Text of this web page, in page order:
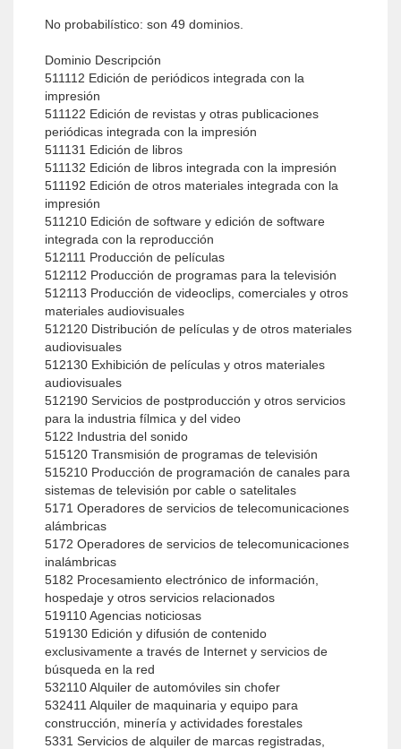
No probabilístico: son 49 dominios.
Dominio Descripción
511112 Edición de periódicos integrada con la
impresión
511122 Edición de revistas y otras publicaciones
periódicas integrada con la impresión
511131 Edición de libros
511132 Edición de libros integrada con la impresión
511192 Edición de otros materiales integrada con la
impresión
511210 Edición de software y edición de software
integrada con la reproducción
512111 Producción de películas
512112 Producción de programas para la televisión
512113 Producción de videoclips, comerciales y otros
materiales audiovisuales
512120 Distribución de películas y de otros materiales
audiovisuales
512130 Exhibición de películas y otros materiales
audiovisuales
512190 Servicios de postproducción y otros servicios
para la industria fílmica y del video
5122 Industria del sonido
515120 Transmisión de programas de televisión
515210 Producción de programación de canales para
sistemas de televisión por cable o satelitales
5171 Operadores de servicios de telecomunicaciones
alámbricas
5172 Operadores de servicios de telecomunicaciones
inalámbricas
5182 Procesamiento electrónico de información,
hospedaje y otros servicios relacionados
519110 Agencias noticiosas
519130 Edición y difusión de contenido
exclusivamente a través de Internet y servicios de
búsqueda en la red
532110 Alquiler de automóviles sin chofer
532411 Alquiler de maquinaria y equipo para
construcción, minería y actividades forestales
5331 Servicios de alquiler de marcas registradas,